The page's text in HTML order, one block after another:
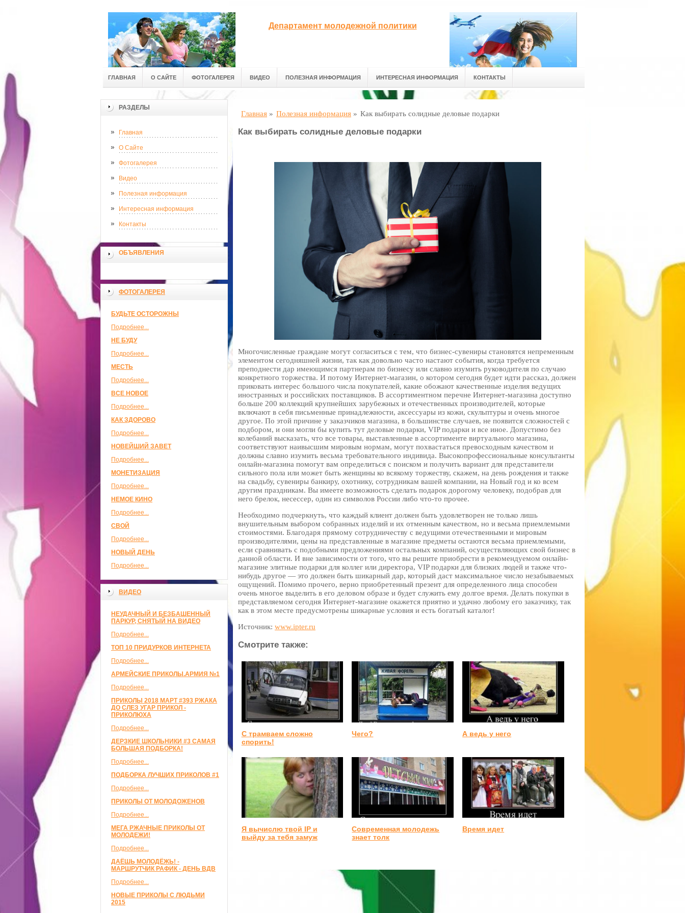
Департамент молодежной политики
ГЛАВНАЯ О САЙТЕ ФОТОГАЛЕРЕЯ ВИДЕО ПОЛЕЗНАЯ ИНФОРМАЦИЯ ИНТЕРЕСНАЯ ИНФОРМАЦИЯ КОНТАКТЫ
РАЗДЕЛЫ
Главная
О Сайте
Фотогалерея
Видео
Полезная информация
Интересная информация
Контакты
ОБЪЯВЛЕНИЯ
ФОТОГАЛЕРЕЯ
БУДЬТЕ ОСТОРОЖНЫ
Подробнее...
НЕ БУДУ
Подробнее...
МЕСТЬ
Подробнее...
ВСЕ НОВОЕ
Подробнее...
КАК ЗДОРОВО
Подробнее...
НОВЕЙШИЙ ЗАВЕТ
Подробнее...
МОНЕТИЗАЦИЯ
Подробнее...
НЕМОЕ КИНО
Подробнее...
СВОЙ
Подробнее...
НОВЫЙ ДЕНЬ
Подробнее...
ВИДЕО
НЕУДАЧНЫЙ И БЕЗБАШЕННЫЙ
ПАРКУР, СНЯТЫЙ НА ВИДЕО
Подробнее...
ТОП 10 ПРИДУРКОВ ИНТЕРНЕТА
Подробнее...
АРМЕЙСКИЕ ПРИКОЛЫ.АРМИЯ №1
Подробнее...
ПРИКОЛЫ 2018 МАРТ #393 РЖАКА
ДО СЛЕЗ УГАР ПРИКОЛ -
ПРИКОЛЮХА
Подробнее...
ДЕРЗКИЕ ШКОЛЬНИКИ #3 САМАЯ
БОЛЬШАЯ ПОДБОРКА!
Подробнее...
ПОДБОРКА ЛУЧШИХ ПРИКОЛОВ #1
Подробнее...
ПРИКОЛЫ ОТ МОЛОДОЖЕНОВ
Подробнее...
МЕГА РЖАЧНЫЕ ПРИКОЛЫ ОТ
МОЛОДЕЖИ!
Подробнее...
ДАЁШЬ МОЛОДЁЖЬ! -
МАРШРУТЧИК РАФИК - ДЕНЬ ВДВ
Подробнее...
НОВЫЕ ПРИКОЛЫ С ЛЮДЬМИ
2015
Главная » Полезная информация » Как выбирать солидные деловые подарки
Как выбирать солидные деловые подарки
Многочисленные граждане могут согласиться с тем, что бизнес-сувениры становятся непременным
элементом сегодняшней жизни, так как довольно часто настают события, когда требуется
преподнести дар имеющимся партнерам по бизнесу или славно изумить руководителя по случаю
конкретного торжества. И потому Интернет-магазин, о котором сегодня будет идти рассказ, должен
приковать интерес большого числа покупателей, какие обожают качественные изделия ведущих
иностранных и российских поставщиков. В ассортиментном перечне Интернет-магазина доступно
больше 200 коллекций крупнейших зарубежных и отечественных производителей, которые
включают в себя письменные принадлежности, аксессуары из кожи, скульптуры и очень многое
другое. По этой причине у заказчиков магазина, в большинстве случаев, не появится сложностей с
подбором, и они могли бы купить тут деловые подарки, VIP подарки и все иное. Допустимо без
колебаний высказать, что все товары, выставленные в ассортименте виртуального магазина,
соответствуют наивысшим мировым нормам, могут похвастаться превосходным качеством и
должны славно изумить весьма требовательного индивида. Высокопрофессиональные консультанты
онлайн-магазина помогут вам определиться с поиском и получить вариант для представители
сильного пола или может быть женщины ко всякому торжеству, скажем, на день рождения и также
на свадьбу, сувениры банкиру, охотнику, сотрудникам вашей компании, на Новый год и ко всем
другим праздникам. Вы имеете возможность сделать подарок дорогому человеку, подобрав для
него брелок, несессер, один из символов России либо что-то прочее.
Необходимо подчеркнуть, что каждый клиент должен быть удовлетворен не только лишь
внушительным выбором собранных изделий и их отменным качеством, но и весьма приемлемыми
стоимостями. Благодаря прямому сотрудничеству с ведущими отечественными и мировым
производителями, цены на представленные в магазине предметы остаются весьма приемлемыми,
если сравнивать с подобными предложениями остальных компаний, осуществляющих свой бизнес в
данной области. И вне зависимости от того, что вы решите приобрести в рекомендуемом онлайн-
магазине элитные подарки для коллег или директора, VIP подарки для близких людей и также что-
нибудь другое — это должен быть шикарный дар, который даст максимальное число незабываемых
ощущений. Помимо прочего, верно приобретенный презент для определенного лица способен
очень многое выделить в его деловом образе и будет служить ему долгое время. Делать покупки в
представляемом сегодня Интернет-магазине окажется приятно и удачно любому его заказчику, так
как в этом месте предусмотрены шикарные условия и есть богатый каталог!
Источник: www.ipter.ru
Смотрите также:
С трамваем сложно
спорить!
Чего? А ведь у него
Я вычислю твой IP и
выйду за тебя замуж
Современная молодежь
знает толк
Время идет